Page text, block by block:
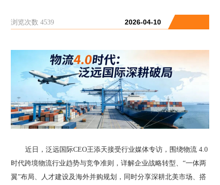
浏览次数 4539 2026-04-10
近日，泛远国际CEO王添天接受行业媒体专访，围绕物流 4.0
时代跨境物流行业趋势与竞争准则，详解企业战略转型、“一体两
翼”布局、人才建设及海外并购规划，同时分享深耕北美市场、搭